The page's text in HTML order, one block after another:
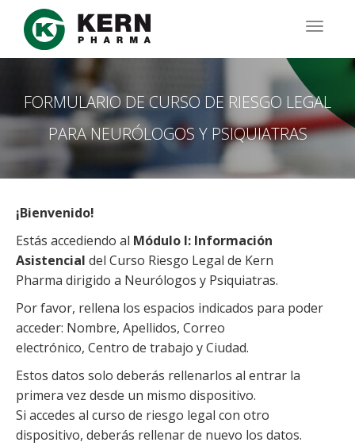
Pasar
contenido
FORMULARIO DE CURSO DE RIESGO LEGAL
PARA NEURÓLOGOS Y PSIQUIATRAS
¡Bienvenido!
Estás accediendo al Módulo I: Información
Asistencial del Curso Riesgo Legal de Kern
Pharma dirigido a Neurólogos y Psiquiatras.
Por favor, rellena los espacios indicados para poder
acceder: Nombre, Apellidos, Correo
electrónico, Centro de trabajo y Ciudad.
Estos datos solo deberás rellenarlos al entrar la
primera vez desde un mismo dispositivo.
Si accedes al curso de riesgo legal con otro
dispositivo, deberás rellenar de nuevo los datos.